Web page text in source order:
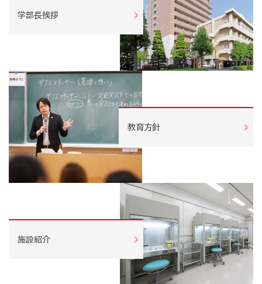
学部長挨拶
教育方針
施設紹介